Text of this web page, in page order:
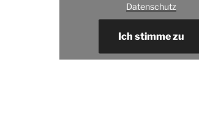
Datenschutz
Ich stimme zu